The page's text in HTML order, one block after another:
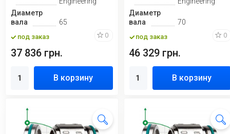
Диаметр
вала
65
под заказ 0
37 836 грн.
В корзину
Диаметр
вала
70
под заказ 0
46 329 грн.
В корзину